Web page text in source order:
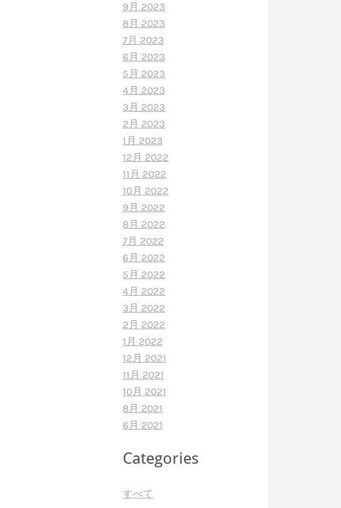
9月 2023
8月 2023
7月 2023
6月 2023
5月 2023
4月 2023
3月 2023
2月 2023
1月 2023
12月 2022
11月 2022
10月 2022
9月 2022
8月 2022
7月 2022
6月 2022
5月 2022
4月 2022
3月 2022
2月 2022
1月 2022
12月 2021
11月 2021
10月 2021
8月 2021
6月 2021
Categories
すべて